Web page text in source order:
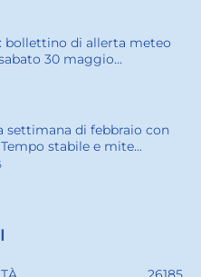
bollettino di allerta meteo
30 maggio...
settimana di febbraio con
stabile e mite...